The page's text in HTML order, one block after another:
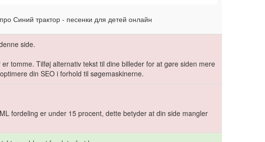
Синий трактор - песенки для детей онлайн
side.
tomme. Tilføj alternativ tekst til dine billeder for at gøre siden mere
din SEO i forhold til søgemaskinerne.
fordeling er under 15 procent, dette betyder at din side mangler